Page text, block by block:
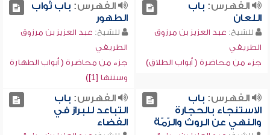
الفهرس: باب
اللعان
للشيخ: عبد العزيز بن مرزوق
الطريفي
جزء من محاضرة ( أبواب الطلاق)
الفهرس: باب ثواب
الطهور
للشيخ: عبد العزيز بن مرزوق
الطريفي
جزء من محاضرة ( أبواب الطهارة
وسننها [1])
الفهرس: باب
الاستنجاء بالحجارة
والنهي عن الروث والرّمّة
الفهرس: باب
التباعد للبراز في
الفضاء